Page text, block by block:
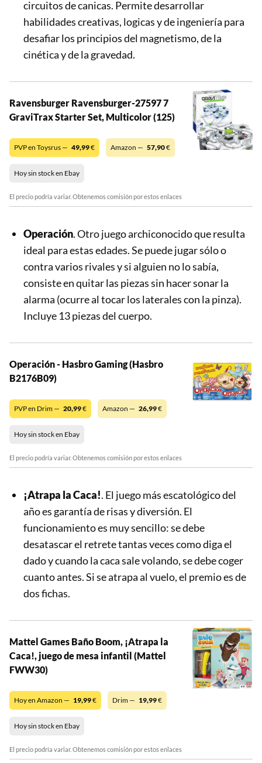
circuitos de canicas. Permite desarrollar
habilidades creativas, logicas y de ingeniería para
desafiar los principios del magnetismo, de la
cinética y de la gravedad.
Ravensburger Ravensburger-27597 7
GraviTrax Starter Set, Multicolor (125)
PVP en Toysrus — 49,99€ Amazon — 57,90€
Hoy sin stock en Ebay
El precio podría variar. Obtenemos comisión por estos enlaces
Operación. Otro juego archiconocido que resulta
ideal para estas edades. Se puede jugar sólo o
contra varios rivales y si alguien no lo sabía,
consiste en quitar las piezas sin hacer sonar la
alarma (ocurre al tocar los laterales con la pinza).
Incluye 13 piezas del cuerpo.
Operación - Hasbro Gaming (Hasbro
B2176B09)
PVP en Drim — 20,99€ Amazon — 26,99€
Hoy sin stock en Ebay
El precio podría variar. Obtenemos comisión por estos enlaces
¡Atrapa la Caca!. El juego más escatológico del
año es garantía de risas y diversión. El
funcionamiento es muy sencillo: se debe
desatascar el retrete tantas veces como diga el
dado y cuando la caca sale volando, se debe coger
cuanto antes. Si se atrapa al vuelo, el premio es de
dos fichas.
Mattel Games Baño Boom, ¡Atrapa la
Caca!, juego de mesa infantil (Mattel
FWW30)
Hoy en Amazon — 19,99€ Drim — 19,99€
Hoy sin stock en Ebay
El precio podría variar. Obtenemos comisión por estos enlaces